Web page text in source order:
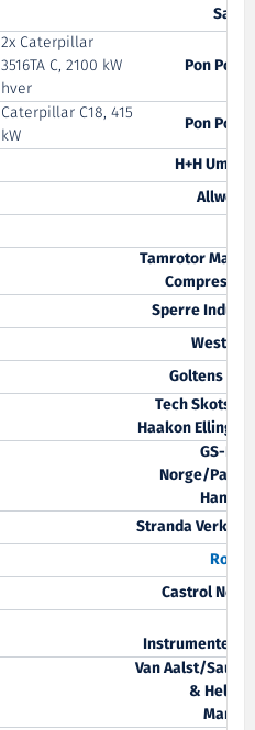
2x Caterpillar
3516TA C, 2100 kW
hver
Pon
Caterpillar C18, 415
kW
Pon
H+H
Tamrotor
Sperre
Goltens
Tech
Haakon
GS-
Norge/
Stranda
Castrol
Van Aalst/
&